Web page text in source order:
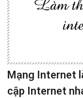
Mạng Internet
cập Internet